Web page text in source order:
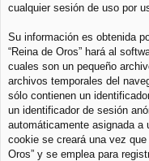
cualquier sesión de uso por
Su información es obtenida
“Reina de Oros” hará al
cuales son un pequeño
archivos temporales del
sólo contienen un
un identificador de sesión
automáticamente asignada a
cookie se creará una vez
Oros” y se emplea para